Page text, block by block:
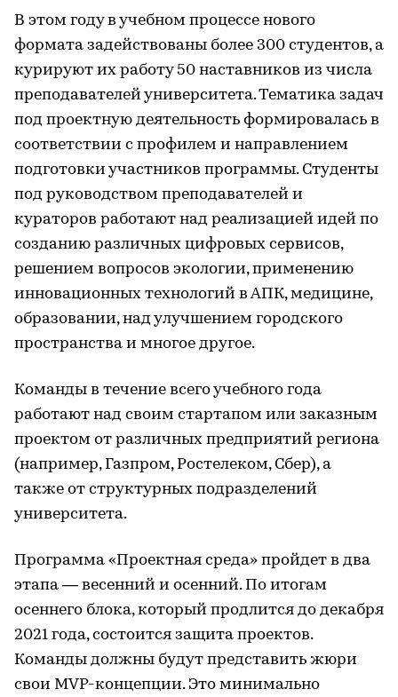
В этом году в учебном процессе нового
формата задействованы более 300 студентов, а
курируют их работу 50 наставников из числа
преподавателей университета. Тематика задач
под проектную деятельность формировалась в
соответствии с профилем и направлением
подготовки участников программы. Студенты
под руководством преподавателей и
кураторов работают над реализацией идей по
созданию различных цифровых сервисов,
решением вопросов экологии, применению
инновационных технологий в АПК, медицине,
образовании, над улучшением городского
пространства и многое другое.
Команды в течение всего учебного года
работают над своим стартапом или заказным
проектом от различных предприятий региона
(например, Газпром, Ростелеком, Сбер), а
также от структурных подразделений
университета.
Программа «Проектная среда» пройдет в два
этапа — весенний и осенний. По итогам
осеннего блока, который продлится до декабря
2021 года, состоится защита проектов.
Команды должны будут представить жюри
свои MVP-концепции. Это минимально